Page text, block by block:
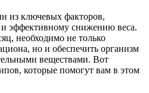
из ключевых факторов,
эффективному снижению веса.
необходимо не только
но и обеспечить организм
веществами. Вот
которые помогут вам в этом